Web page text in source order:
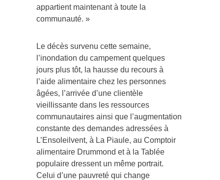
appartient maintenant à toute la
communauté. »
Le décès survenu cette semaine,
l’inondation du campement quelques
jours plus tôt, la hausse du recours à
l’aide alimentaire chez les personnes
âgées, l’arrivée d’une clientèle
vieillissante dans les ressources
communautaires ainsi que l’augmentation
constante des demandes adressées à
L’Ensoleilvent, à La Piaule, au Comptoir
alimentaire Drummond et à la Tablée
populaire dressent un même portrait.
Celui d’une pauvreté qui change